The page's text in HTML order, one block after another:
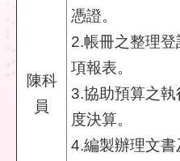
關
連
結
陳科
員
憑證。
2.帳冊之整理
項報表。
3.協助預算之
度決算。
4.編製辦理文書